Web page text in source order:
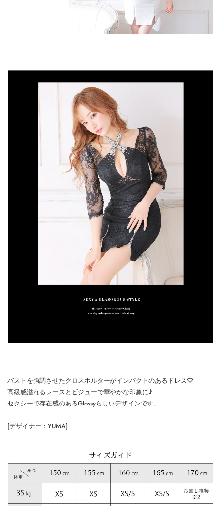
バストを強調させたクロスホルターがインパクトのあるドレス♡
高級感溢れるレースとビジューで華やかな印象に♪
セクシーで存在感のあるGlossyらしいデザインです。
[デザイナー：YUMA]